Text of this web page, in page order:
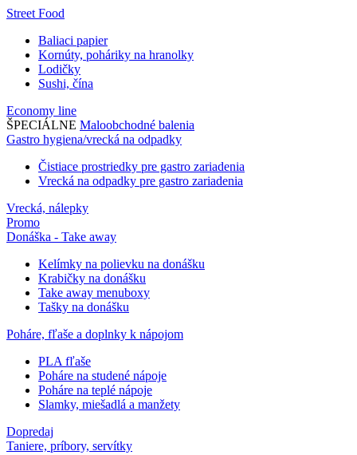
Street Food
Baliaci papier
Kornúty, poháriky na hranolky
Lodičky
Sushi, čína
Economy line
ŠPECIÁLNE Maloobchodné balenia
Gastro hygiena/vrecká na odpadky
Čistiace prostriedky pre gastro zariadenia
Vrecká na odpadky pre gastro zariadenia
Vrecká, nálepky
Promo
Donáška - Take away
Kelímky na polievku na donášku
Krabičky na donášku
Take away menuboxy
Tašky na donášku
Poháre, fľaše a doplnky k nápojom
PLA fľaše
Poháre na studené nápoje
Poháre na teplé nápoje
Slamky, miešadlá a manžety
Dopredaj
Taniere, príbory, servítky